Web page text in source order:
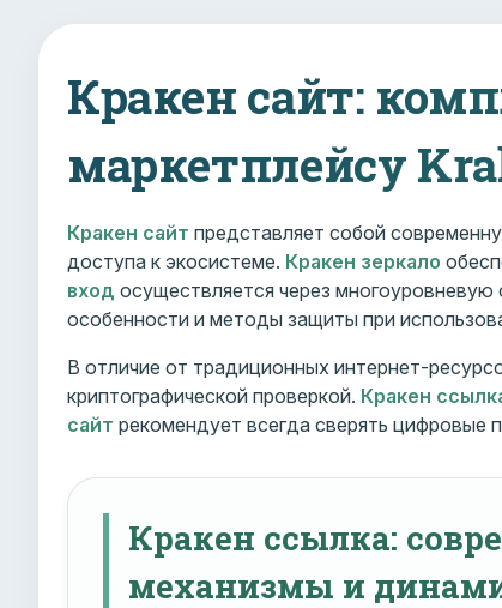
Кракен сайт:
маркетплейсу
Кракен сайт представляет собой
доступа к экосистеме. Кракен зеркало
вход осуществляется через
особенности и методы защиты при
В отличие от традиционных интернет-
криптографической проверкой. Кракен
сайт рекомендует всегда сверять цифровые
Кракен ссылка:
механизмы и